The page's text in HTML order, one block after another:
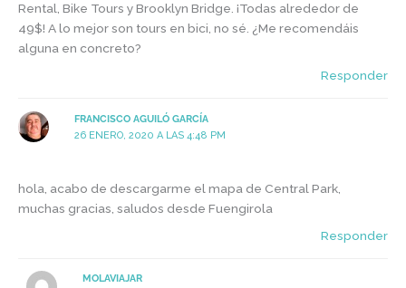
Rental, Bike Tours y Brooklyn Bridge. ¡Todas alrededor de
49$! A lo mejor son tours en bici, no sé. ¿Me recomendáis
alguna en concreto?
Responder
FRANCISCO AGUILÓ GARCÍA
26 ENERO, 2020 A LAS 4:48 PM
hola, acabo de descargarme el mapa de Central Park,
muchas gracias, saludos desde Fuengirola
Responder
MOLAVIAJAR